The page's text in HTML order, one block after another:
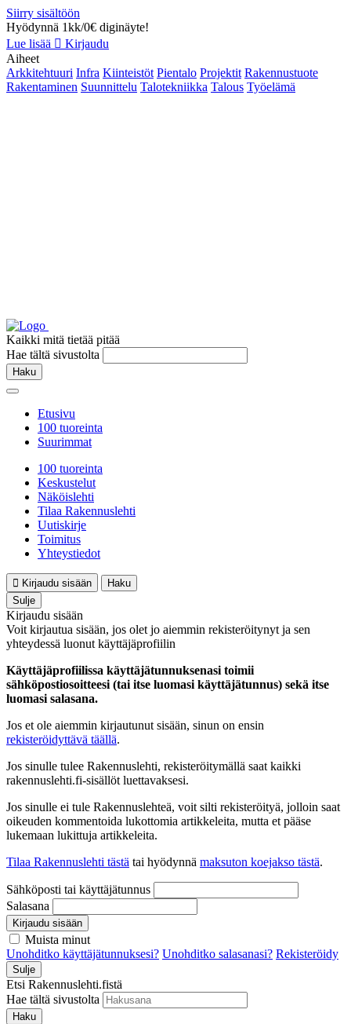
Siirry sisältöön
Hyödynnä 1kk/0€ diginäyte!
Lue lisää
Kirjaudu
Aiheet
Arkkitehtuuri Infra Kiinteistöt Pientalo Projektit Rakennustuote
Rakentaminen Suunnittelu Talotekniikka Talous Työelämä
Kaikki mitä tietää pitää
Hae tältä sivustolta
Haku
Etusivu
100 tuoreinta
Suurimmat
100 tuoreinta
Keskustelut
Näköislehti
Tilaa Rakennuslehti
Uutiskirje
Toimitus
Yhteystiedot
Kirjaudu sisään
Haku
Sulje
Kirjaudu sisään
Voit kirjautua sisään, jos olet jo aiemmin rekisteröitynyt ja sen
yhteydessä luonut käyttäjäprofiilin
Käyttäjäprofiilissa käyttäjätunnuksenasi toimii
sähköpostiosoitteesi (tai itse luomasi käyttäjätunnus) sekä itse
luomasi salasana.
Jos et ole aiemmin kirjautunut sisään, sinun on ensin
rekisteröidyttävä täällä.
Jos sinulle tulee Rakennuslehti, rekisteröitymällä saat kaikki
rakennuslehti.fi-sisällöt luettavaksesi.
Jos sinulle ei tule Rakennuslehteä, voit silti rekisteröityä, jolloin saat
oikeuden kommentoida lukottomia artikkeleita, mutta et pääse
lukemaan lukittuja artikkeleita.
Tilaa Rakennuslehti tästä tai hyödynnä maksuton koejakso tästä.
Sähköposti tai käyttäjätunnus
Salasana
Kirjaudu sisään
Muista minut
Unohditko käyttäjätunnuksesi? Unohditko salasanasi? Rekisteröidy
Sulje
Etsi Rakennuslehti.fistä
Hae tältä sivustolta
Haku